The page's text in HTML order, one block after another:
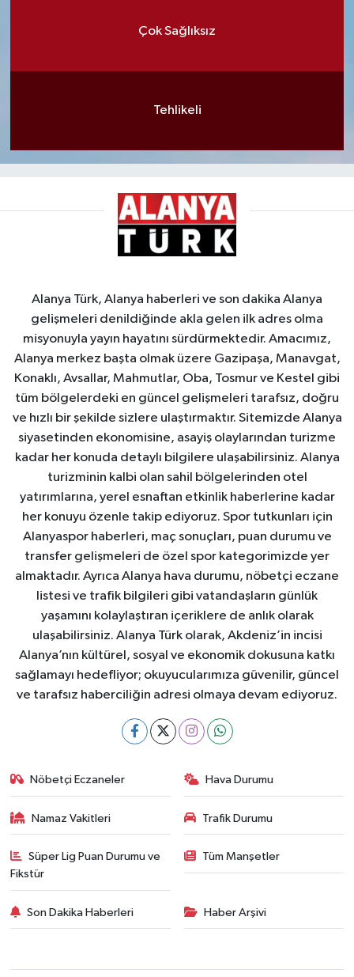
Çok Sağlıksız
Tehlikeli
Alanya Türk, Alanya haberleri ve son dakika Alanya
gelişmeleri denildiğinde akla gelen ilk adres olma
misyonuyla yayın hayatını sürdürmektedir. Amacımız,
Alanya merkez başta olmak üzere Gazipaşa, Manavgat,
Konaklı, Avsallar, Mahmutlar, Oba, Tosmur ve Kestel gibi
tüm bölgelerdeki en güncel gelişmeleri tarafsız, doğru
ve hızlı bir şekilde sizlere ulaştırmaktır. Sitemizde Alanya
siyasetinden ekonomisine, asayiş olaylarından turizme
kadar her konuda detaylı bilgilere ulaşabilirsiniz. Alanya
turizminin kalbi olan sahil bölgelerinden otel
yatırımlarına, yerel esnaftan etkinlik haberlerine kadar
her konuyu özenle takip ediyoruz. Spor tutkunları için
Alanyaspor haberleri, maç sonuçları, puan durumu ve
transfer gelişmeleri de özel spor kategorimizde yer
almaktadır. Ayrıca Alanya hava durumu, nöbetçi eczane
listesi ve trafik bilgileri gibi vatandaşların günlük
yaşamını kolaylaştıran içeriklere de anlık olarak
ulaşabilirsiniz. Alanya Türk olarak, Akdeniz’in incisi
Alanya’nın kültürel, sosyal ve ekonomik dokusuna katkı
sağlamayı hedefliyor; okuyucularımıza güvenilir, güncel
ve tarafsız haberciliğin adresi olmaya devam ediyoruz.
Nöbetçi Eczaneler Hava Durumu
Namaz Vakitleri Trafik Durumu
Süper Lig Puan Durumu ve
Fikstür
Tüm Manşetler
Son Dakika Haberleri Haber Arşivi